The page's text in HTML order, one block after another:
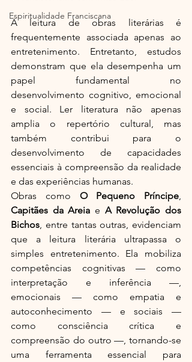
Espiritualidade Franciscana
A leitura de obras literárias é
frequentemente associada apenas ao
entretenimento. Entretanto, estudos
demonstram que ela desempenha um
papel fundamental no
desenvolvimento cognitivo, emocional
e social. Ler literatura não apenas
amplia o repertório cultural, mas
também contribui para o
desenvolvimento de capacidades
essenciais à compreensão da realidade
e das experiências humanas.
Obras como O Pequeno Príncipe
Capitães da Areia e A Revolução dos
Bichos, entre tantas outras, evidenciam
que a leitura literária ultrapassa o
simples entretenimento. Ela mobiliza
competências cognitivas — como
interpretação e inferência —,
emocionais — como empatia e
autoconhecimento — e sociais —
como consciência crítica e
compreensão do outro —, tornando-se
uma ferramenta essencial para